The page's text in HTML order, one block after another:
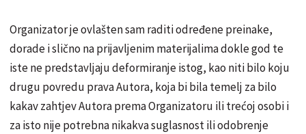
Organizator je ovlašten sam raditi određene preinake,
dorade i slično na prijavljenim materijalima dokle god te
iste ne predstavljaju deformiranje istog, kao niti bilo koju
drugu povredu prava Autora, koja bi bila temelj za bilo
kakav zahtjev Autora prema Organizatoru ili trećoj osobi i
za isto nije potrebna nikakva suglasnost ili odobrenje